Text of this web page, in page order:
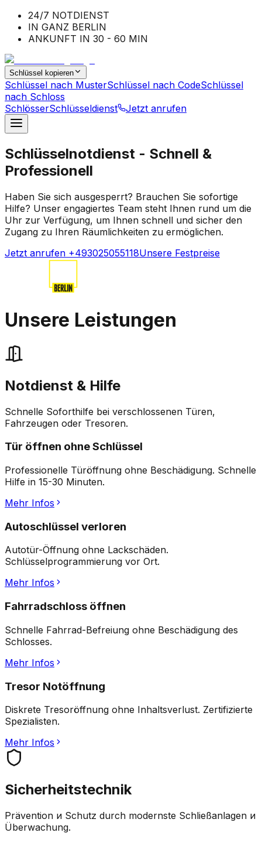
24/7 NOTDIENST
IN GANZ BERLIN
ANKUNFT IN 30 - 60 MIN
Schlüssel kopieren
Schlüssel nach MusterSchlüssel nach CodeSchlüssel
nach Schloss
SchlösserSchlüsseldienst Jetzt anrufen
Schlüsselnotdienst - Schnell &
Professionell
Haben Sie sich ausgesperrt? Brauchen Sie sofortige
Hilfe? Unser engagiertes Team steht Ihnen rund um die
Uhr zur Verfügung, um Ihnen schnell und sicher den
Zugang zu Ihren Räumlichkeiten zu ermöglichen.
Jetzt anrufen +493025055118Unsere Festpreise
Unsere Leistungen
Notdienst & Hilfe
Schnelle Soforthilfe bei verschlossenen Türen,
Fahrzeugen oder Tresoren.
Tür öffnen ohne Schlüssel
Professionelle Türöffnung ohne Beschädigung. Schnelle
Hilfe in 15-30 Minuten.
Mehr Infos
Autoschlüssel verloren
Autotür-Öffnung ohne Lackschäden.
Schlüsselprogrammierung vor Ort.
Mehr Infos
Fahrradschloss öffnen
Schnelle Fahrrad-Befreiung ohne Beschädigung des
Schlosses.
Mehr Infos
Tresor Notöffnung
Diskrete Tresoröffnung ohne Inhaltsverlust. Zertifizierte
Spezialisten.
Mehr Infos
Sicherheitstechnik
Prävention и Schutz durch modernste Schließanlagen и
Überwachung.